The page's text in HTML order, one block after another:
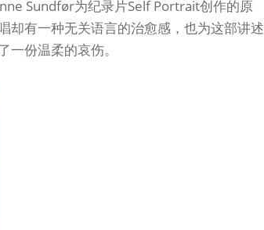
Sundfør为纪录片Self Portrait创作的原
却有一种无关语言的治愈感，也为这部讲述
份温柔的哀伤。